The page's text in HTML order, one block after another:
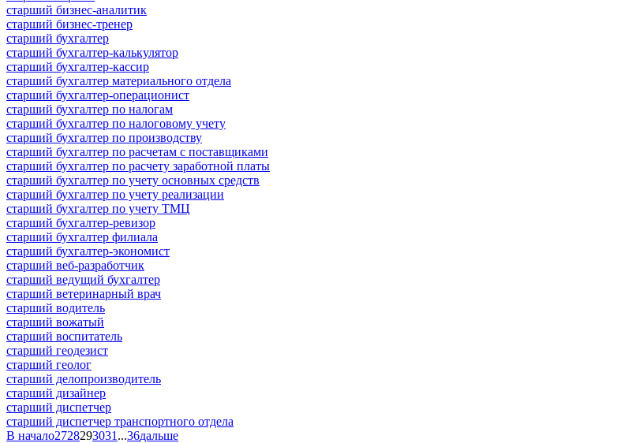
старший бизнес-аналитик
старший бизнес-тренер
старший бухгалтер
старший бухгалтер-калькулятор
старший бухгалтер-кассир
старший бухгалтер материального отдела
старший бухгалтер-операционист
старший бухгалтер по налогам
старший бухгалтер по налоговому учету
старший бухгалтер по производству
старший бухгалтер по расчетам с поставщиками
старший бухгалтер по расчету заработной платы
старший бухгалтер по учету основных средств
старший бухгалтер по учету реализации
старший бухгалтер по учету ТМЦ
старший бухгалтер-ревизор
старший бухгалтер филиала
старший бухгалтер-экономист
старший веб-разработчик
старший ведущий бухгалтер
старший ветеринарный врач
старший водитель
старший вожатый
старший воспитатель
старший геодезист
старший геолог
старший делопроизводитель
старший дизайнер
старший диспетчер
старший диспетчер транспортного отдела
В начало2728293031 ...36дальше